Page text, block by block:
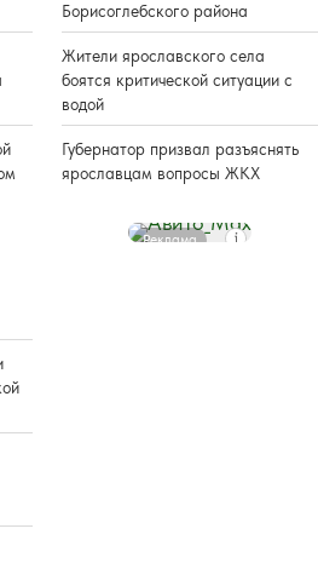
Борисоглебского района
Жители ярославского села
боятся критической ситуации с
водой
Губернатор призвал разъяснять
ярославцам вопросы ЖКХ
Реклама